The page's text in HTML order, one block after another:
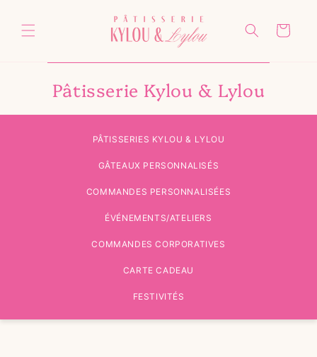
au
contenu
Panier
Pâtisserie Kylou & Lylou
PÂTISSERIES KYLOU & LYLOU
GÂTEAUX PERSONNALISÉS
COMMANDES PERSONNALISÉES
ÉVÉNEMENTS/ATELIERS
COMMANDES CORPORATIVES
CARTE CADEAU
FESTIVITÉS